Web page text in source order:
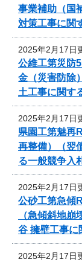
事業補助（国
対策工事に関
2025年2月17日
公維工第災防
金（災害防除
土工事に関す
2025年2月17日
県園工第魅再
再整備）（翌
る一般競争入
2025年2月17日
公砂工第急傾
（急傾斜地
谷 擁壁工事に
2025年2月17日